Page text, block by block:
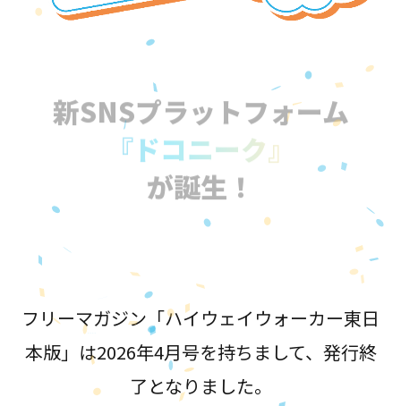
新SNSプラットフォーム
『ドコニーク』
が誕生！
フリーマガジン「ハイウェイウォーカー東日
本版」は2026年4月号を持ちまして、発行終
了となりました。